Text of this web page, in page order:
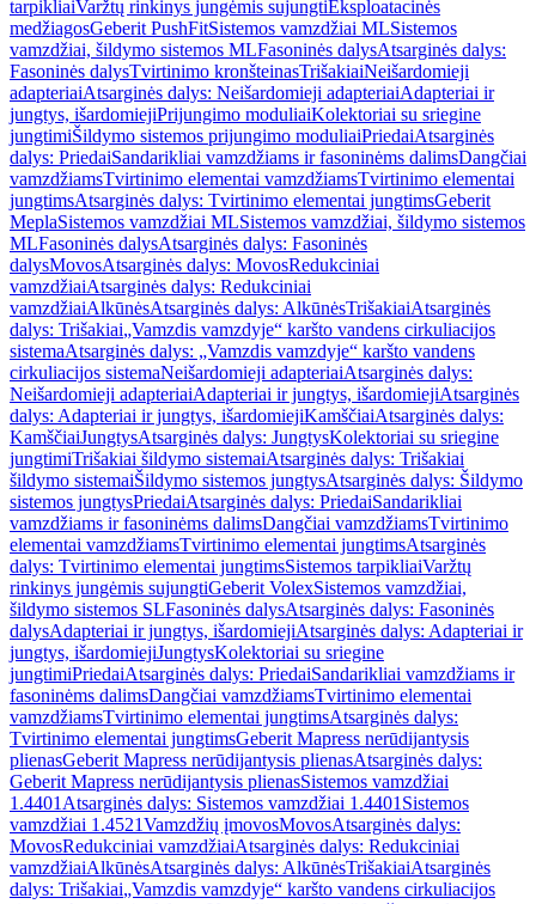
tarpikliaiVaržtų rinkinys jungėmis sujungtiEksploatacinės
medžiagosGeberit PushFitSistemos vamzdžiai MLSistemos
vamzdžiai, šildymo sistemos MLFasoninės dalysAtsarginės dalys:
Fasoninės dalysTvirtinimo kronšteinasTrišakiaiNeišardomieji
adapteriaiAtsarginės dalys: Neišardomieji adapteriaiAdapteriai ir
jungtys, išardomiejiPrijungimo moduliaiKolektoriai su sriegine
jungtimiŠildymo sistemos prijungimo moduliaiPriedaiAtsarginės
dalys: PriedaiSandarikliai vamzdžiams ir fasoninėms dalimsDangčiai
vamzdžiamsTvirtinimo elementai vamzdžiamsTvirtinimo elementai
jungtimsAtsarginės dalys: Tvirtinimo elementai jungtimsGeberit
MeplaSistemos vamzdžiai MLSistemos vamzdžiai, šildymo sistemos
MLFasoninės dalysAtsarginės dalys: Fasoninės
dalysMovosAtsarginės dalys: MovosRedukciniai
vamzdžiaiAtsarginės dalys: Redukciniai
vamzdžiaiAlkūnėsAtsarginės dalys: AlkūnėsTrišakiaiAtsarginės
dalys: Trišakiai„Vamzdis vamzdyje“ karšto vandens cirkuliacijos
sistemaAtsarginės dalys: „Vamzdis vamzdyje“ karšto vandens
cirkuliacijos sistemaNeišardomieji adapteriaiAtsarginės dalys:
Neišardomieji adapteriaiAdapteriai ir jungtys, išardomiejiAtsarginės
dalys: Adapteriai ir jungtys, išardomiejiKamščiaiAtsarginės dalys:
KamščiaiJungtysAtsarginės dalys: JungtysKolektoriai su sriegine
jungtimiTrišakiai šildymo sistemaiAtsarginės dalys: Trišakiai
šildymo sistemaiŠildymo sistemos jungtysAtsarginės dalys: Šildymo
sistemos jungtysPriedaiAtsarginės dalys: PriedaiSandarikliai
vamzdžiams ir fasoninėms dalimsDangčiai vamzdžiamsTvirtinimo
elementai vamzdžiamsTvirtinimo elementai jungtimsAtsarginės
dalys: Tvirtinimo elementai jungtimsSistemos tarpikliaiVaržtų
rinkinys jungėmis sujungtiGeberit VolexSistemos vamzdžiai,
šildymo sistemos SLFasoninės dalysAtsarginės dalys: Fasoninės
dalysAdapteriai ir jungtys, išardomiejiAtsarginės dalys: Adapteriai ir
jungtys, išardomiejiJungtysKolektoriai su sriegine
jungtimiPriedaiAtsarginės dalys: PriedaiSandarikliai vamzdžiams ir
fasoninėms dalimsDangčiai vamzdžiamsTvirtinimo elementai
vamzdžiamsTvirtinimo elementai jungtimsAtsarginės dalys:
Tvirtinimo elementai jungtimsGeberit Mapress nerūdijantysis
plienasGeberit Mapress nerūdijantysis plienasAtsarginės dalys:
Geberit Mapress nerūdijantysis plienasSistemos vamzdžiai
1.4401 Atsarginės dalys: Sistemos vamzdžiai 1.4401 Sistemos
vamzdžiai 1.4521Vamzdžių įmovosMovosAtsarginės dalys:
MovosRedukciniai vamzdžiaiAtsarginės dalys: Redukciniai
vamzdžiaiAlkūnėsAtsarginės dalys: AlkūnėsTrišakiaiAtsarginės
dalys: Trišakiai„Vamzdis vamzdyje“ karšto vandens cirkuliacijos